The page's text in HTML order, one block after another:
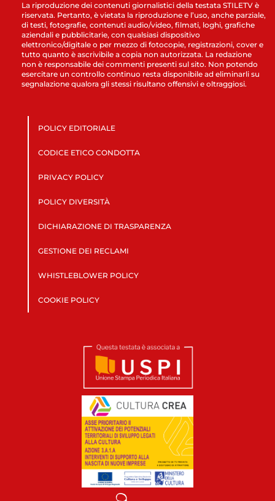
La riproduzione dei contenuti giornalistici della testata STILETV è
riservata. Pertanto, è vietata la riproduzione e l’uso, anche parziale,
di testi, fotografie, contenuti audio/video, filmati, loghi, grafiche
aziendali e pubblicitarie, con qualsiasi dispositivo
elettronico/digitale o per mezzo di fotocopie, registrazioni, cover e
tutto quanto è ascrivibile a copia non autorizzata. La redazione
non è responsabile dei commenti presenti sul sito. Non potendo
esercitare un controllo continuo resta disponibile ad eliminarli su
segnalazione qualora gli stessi risultano offensivi e oltraggiosi.
POLICY EDITORIALE
CODICE ETICO CONDOTTA
PRIVACY POLICY
POLICY DIVERSITÀ
DICHIARAZIONE DI TRASPARENZA
GESTIONE DEI RECLAMI
WHISTLEBLOWER POLICY
COOKIE POLICY